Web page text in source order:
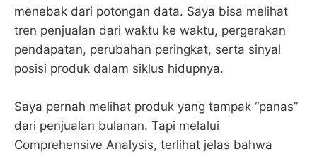
menebak dari potongan data. Saya bisa melihat
tren penjualan dari waktu ke waktu, pergerakan
pendapatan, perubahan peringkat, serta sinyal
posisi produk dalam siklus hidupnya.
Saya pernah melihat produk yang tampak “panas”
dari penjualan bulanan. Tapi melalui
Comprehensive Analysis, terlihat jelas bahwa